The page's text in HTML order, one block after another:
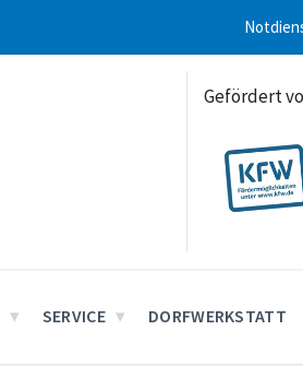
Gefördert
SERVICE DORFWERKSTATT